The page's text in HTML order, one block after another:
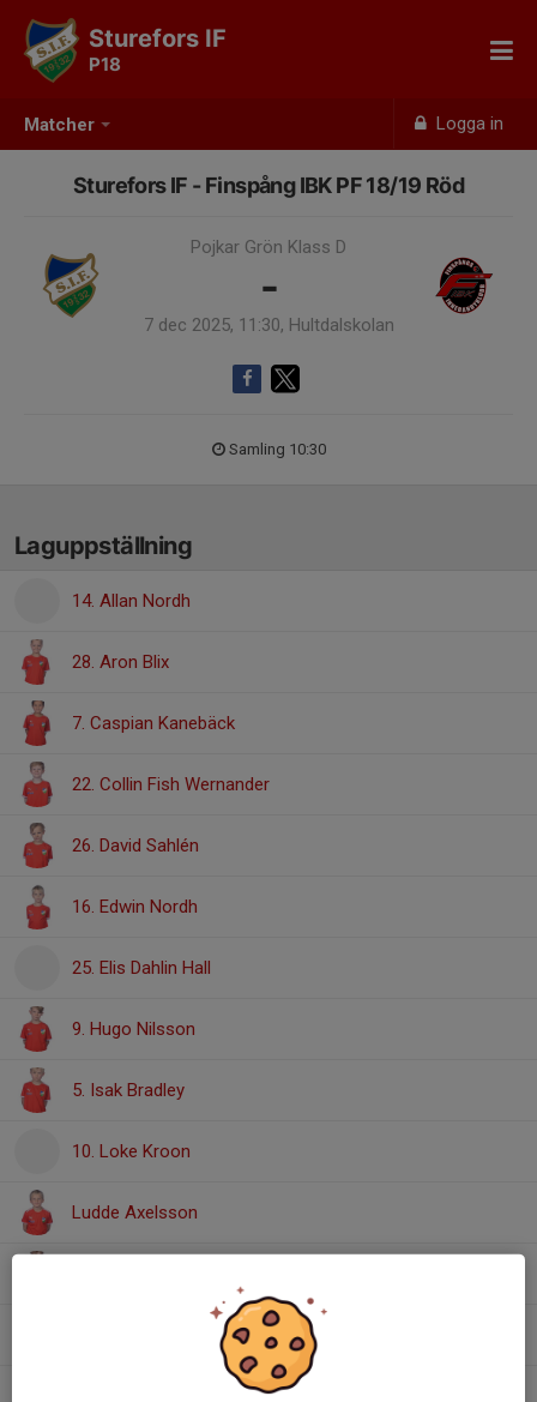
Matcher Logga in
Sturefors IF
P18
Sturefors IF - Finspång IBK PF 18/19 Röd
Pojkar Grön Klass D
-
7 dec 2025, 11:30, Hultdalskolan
Samling 10:30
Laguppställning
14. Allan Nordh
28. Aron Blix
7. Caspian Kanebäck
22. Collin Fish Wernander
26. David Sahlén
16. Edwin Nordh
25. Elis Dahlin Hall
9. Hugo Nilsson
5. Isak Bradley
10. Loke Kroon
Ludde Axelsson